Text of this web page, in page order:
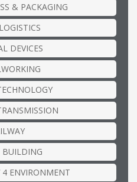
& PACKAGING
DEVICES
BUILDING
4 ENVIRONMENT